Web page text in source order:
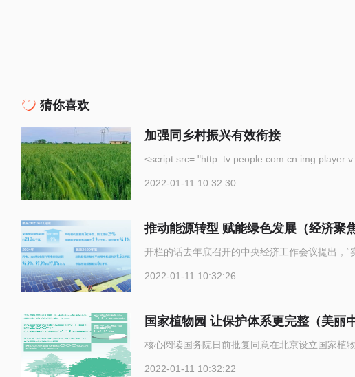
猜你喜欢
加强同乡村振兴有效衔接
<script src= "http: tv people com cn
2022-01-11 10:32:30
推动能源转型 赋能绿色发展（经济聚
开栏的话去年底召开的中央经济工作会议提出，
2022-01-11 10:32:26
国家植物园 让保护体系更完整（美丽
核心阅读国务院日前批复同意在北京设立国家植
2022-01-11 10:32:22